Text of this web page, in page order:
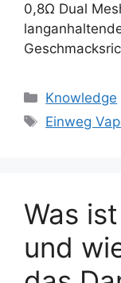
0,8Ω Dual
Knowledge
Einweg
Was
und